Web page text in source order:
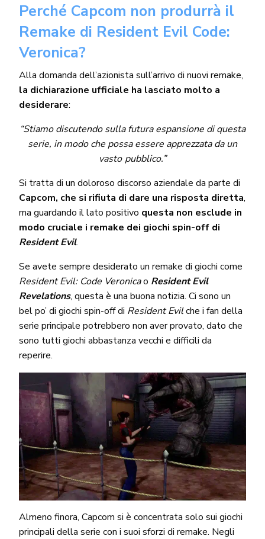
Perché Capcom non produrrà il
Remake di Resident Evil Code:
Veronica?
Alla domanda dell’azionista sull’arrivo di nuovi remake,
la dichiarazione ufficiale ha lasciato molto a
desiderare:
“Stiamo discutendo sulla futura espansione di questa
serie, in modo che possa essere apprezzata da un
vasto pubblico.”
Si tratta di un doloroso discorso aziendale da parte di
Capcom, che si rifiuta di dare una risposta diretta,
ma guardando il lato positivo questa non esclude in
modo cruciale i remake dei giochi spin-off di
Resident Evil.
Se avete sempre desiderato un remake di giochi come
Resident Evil: Code Veronicao Resident Evil
Revelations, questa è una buona notizia. Ci sono un
bel po’ di giochi spin-off di Resident Evilche i fan della
serie principale potrebbero non aver provato, dato che
sono tutti giochi abbastanza vecchi e difficili da
reperire.
Almeno finora, Capcom si è concentrata solo sui giochi
principali della serie con i suoi sforzi di remake. Negli